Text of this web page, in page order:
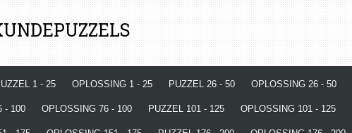
1 - 25 OPLOSSING 1 - 25 PUZZEL 26 - 50 OPLOSSING 26 - 50
- 100 OPLOSSING 76 - 100 PUZZEL 101 - 125 OPLOSSING 101 - 125